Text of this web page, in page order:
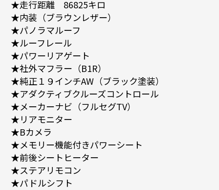
★走行距離 86825キロ
★内装（ブラウンレザー）
★パノラマルーフ
★ルーフレール
★パワーリアゲート
★社外マフラー（B1R）
★純正１９インチAW（ブラック塗装）
★アダクティブクルーズコントロール
★メーカーナビ（フルセグTV）
★リアモニター
★Bカメラ
★メモリー機能付きパワーシート
★前後シートヒーター
★ステアリモコン
★パドルシフト